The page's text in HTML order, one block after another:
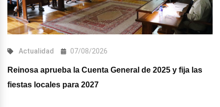
Actualidad 07/08/2026
Reinosa aprueba la Cuenta General de 2025 y fija las
fiestas locales para 2027